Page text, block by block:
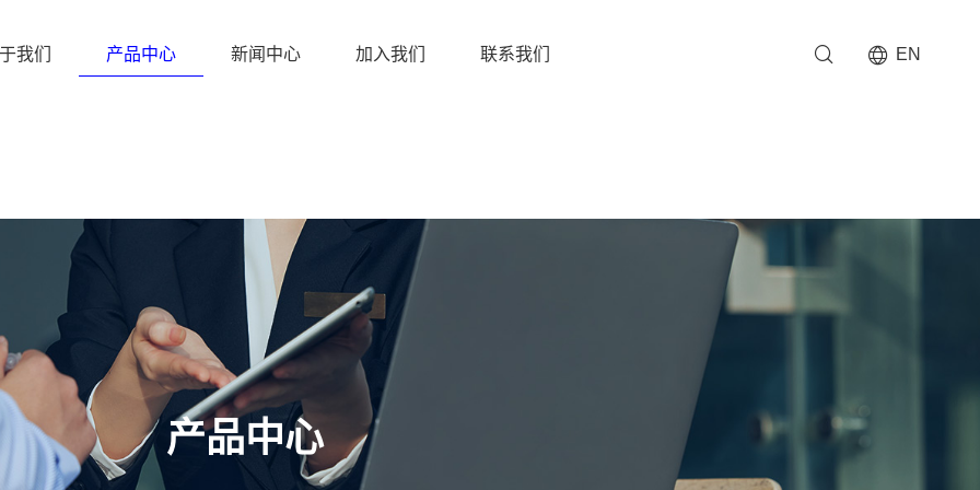
我们 产品中心 新闻中心 加入我们 联系我们 EN
产品中心